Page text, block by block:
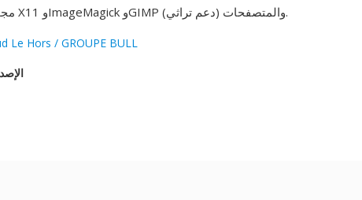
مجموعات أدوات X11 وImageMagick وGIMP والمتصفحات (دعم تراثي).
Le Hors / GROUPE BULL